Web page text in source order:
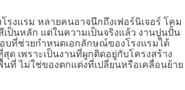
รงแรม หลายคนอาจนึกถึงเฟอร์นิเจอร์ โคม
เป็นหลัก แต่ในความเป็นจริงแล้ว งานปูนปั้น
บที่ช่วยกำหนดเอกลักษณ์ของโรงแรมได้
ด เพราะเป็นงานที่ผูกติดอยู่กับโครงสร้าง
ที่ ไม่ใช่ของตกแต่งที่เปลี่ยนหรือเคลื่อนย้าย